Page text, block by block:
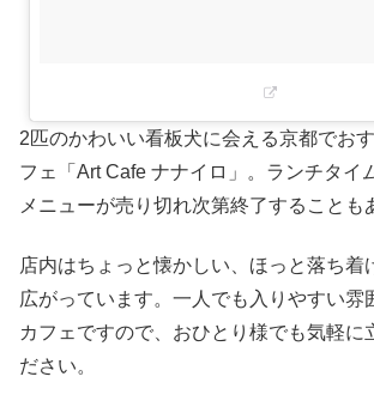
2匹のかわいい看板犬に会える京都でお
フェ「Art Cafe ナナイロ」。ランチタイ
メニューが売り切れ次第終了することも
店内はちょっと懐かしい、ほっと落ち着
広がっています。一人でも入りやすい雰
カフェですので、おひとり様でも気軽に
ださい。